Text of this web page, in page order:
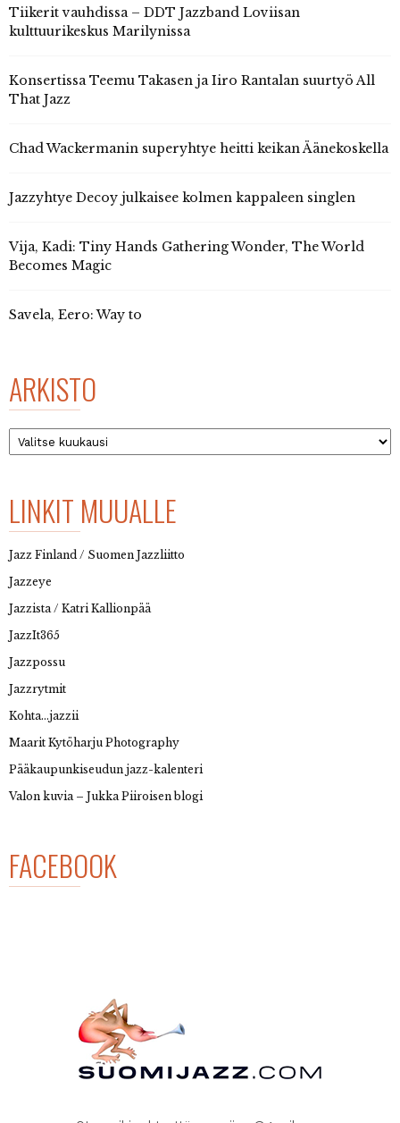
Tiikerit vauhdissa – DDT Jazzband Loviisan
kulttuurikeskus Marilynissa
Konsertissa Teemu Takasen ja Iiro Rantalan suurtyö All
That Jazz
Chad Wackermanin superyhtye heitti keikan Äänekoskella
Jazzyhtye Decoy julkaisee kolmen kappaleen singlen
Vija, Kadi: Tiny Hands Gathering Wonder, The World
Becomes Magic
Savela, Eero: Way to
ARKISTO
Arkisto
LINKIT MUUALLE
Jazz Finland / Suomen Jazzliitto
Jazzeye
Jazzista / Katri Kallionpää
JazzIt365
Jazzpossu
Jazzrytmit
Kohta…jazzii
Maarit Kytöharju Photography
Pääkaupunkiseudun jazz-kalenteri
Valon kuvia – Jukka Piiroisen blogi
FACEBOOK